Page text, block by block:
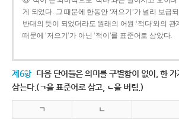
게 되었다. 그 때문에 한동안 ‘저으기’가 널리 보급
반대의 뜻이 되었더라도 원래의 어원 ‘적다’와의 관
때문에 ‘저으기’가 아닌 ‘적이’를 표준어로 삼았다.
제6항 다음 단어들은 의미를 구별함이 없이, 한
삼는다.(ㄱ을 표준어로 삼고, ㄴ을 버림.)
ㄱ ㄴ